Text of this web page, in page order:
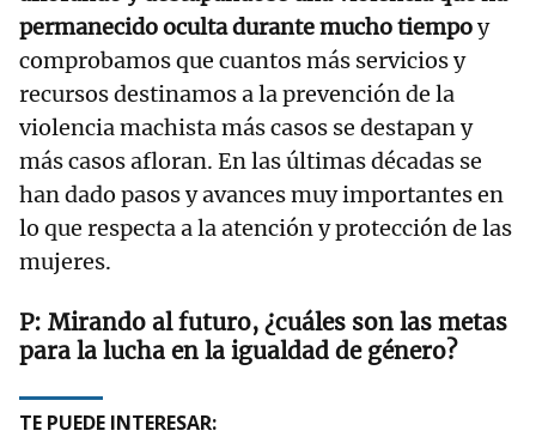
permanecido oculta durante mucho tiempoy
comprobamos que cuantos más servicios y
recursos destinamos a la prevención de la
violencia machista más casos se destapan y
más casos afloran. En las últimas décadas se
han dado pasos y avances muy importantes en
lo que respecta a la atención y protección de las
mujeres.
Mirando al futuro, ¿cuáles son las metas
para la lucha en la igualdad de género?
TE PUEDE INTERESAR: